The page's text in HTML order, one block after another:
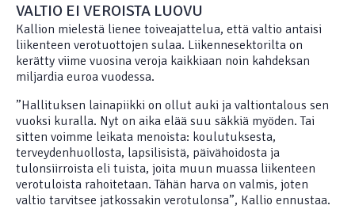
VALTIO EI VEROISTA LUOVU
Kallion mielestä lienee toiveajattelua, että valtio antaisi
liikenteen verotuottojen sulaa. Liikennesektorilta on
kerätty viime vuosina veroja kaikkiaan noin kahdeksan
miljardia euroa vuodessa.
”Hallituksen lainapiikki on ollut auki ja valtiontalous sen
vuoksi kuralla. Nyt on aika elää suu säkkiä myöden. Tai
sitten voimme leikata menoista: koulutuksesta,
terveydenhuollosta, lapsilisistä, päivähoidosta ja
tulonsiirroista eli tuista, joita muun muassa liikenteen
verotuloista rahoitetaan. Tähän harva on valmis, joten
valtio tarvitsee jatkossakin verotulonsa”, Kallio ennustaa.